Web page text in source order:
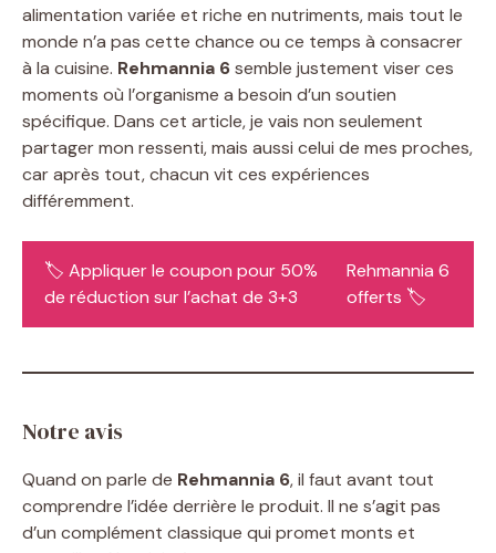
alimentation variée et riche en nutriments, mais tout le
monde n’a pas cette chance ou ce temps à consacrer
à la cuisine. Rehmannia 6semble justement viser ces
moments où l’organisme a besoin d’un soutien
spécifique. Dans cet article, je vais non seulement
partager mon ressenti, mais aussi celui de mes proches,
car après tout, chacun vit ces expériences
différemment.
🏷️ Appliquer le coupon pour 50%
de réduction sur l’achat de 3+3
Rehmannia 6
offerts 🏷️
Notre avis
Quand on parle de Rehmannia 6, il faut avant tout
comprendre l’idée derrière le produit. Il ne s’agit pas
d’un complément classique qui promet monts et